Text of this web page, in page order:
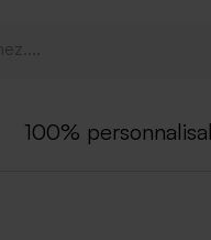
100%